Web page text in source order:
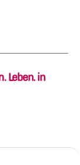
Leben. in